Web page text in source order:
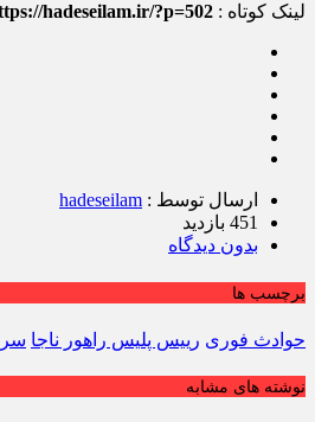
لینک کوتاه : hadeseilam.ir/?p=502
ارسال توسط : hadeseilam
451 بازدید
بدون دیدگاه
برچسب ها
حوادث فوری رییس پلیس راهور ناجا
نوشته های مشابه